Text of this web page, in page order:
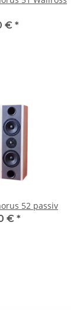
€ *
52 passiv
€ *